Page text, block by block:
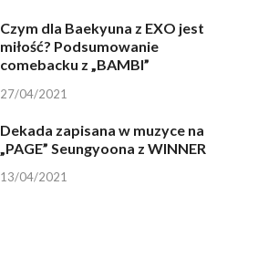
Czym dla Baekyuna z EXO jest
miłość? Podsumowanie
comebacku z „BAMBI”
27/04/2021
Dekada zapisana w muzyce na
„PAGE” Seungyoona z WINNER
13/04/2021